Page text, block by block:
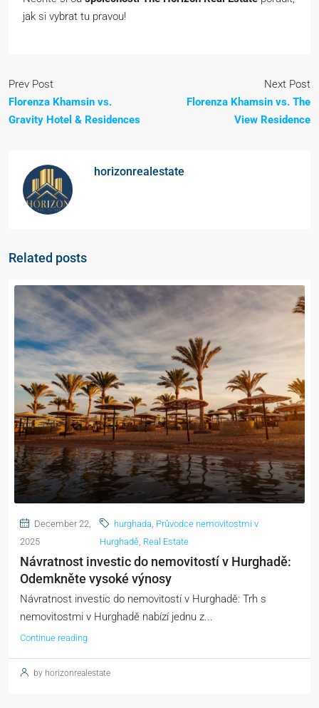
jak si vybrat tu pravou!
Prev Post
Florenza Khamsin vs.
Gravity Hotel & Residences
Next Post
Florenza Khamsin vs. The
View Residence
horizonrealestate
Related posts
December 22,
2025
hurghada, Průvodce nemovitostmi v
Hurghadě, Real Estate
Návratnost investic do nemovitostí v Hurghadě:
Odemkněte vysoké výnosy
Návratnost investic do nemovitostí v Hurghadě: Trh s
nemovitostmi v Hurghadě nabízí jednu z...
Continue reading
by horizonrealestate